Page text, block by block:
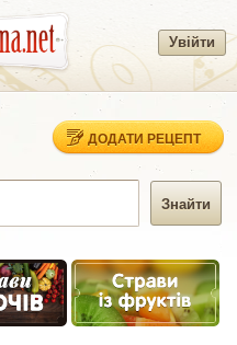
Увійти
ДОДАТИ РЕЦЕПТ